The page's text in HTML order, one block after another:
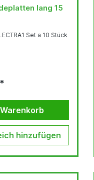
lang 15
Set a 10 Stück
hinzufügen